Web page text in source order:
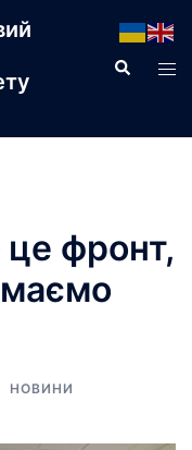
Пошук
це фронт,
НОВИНИ